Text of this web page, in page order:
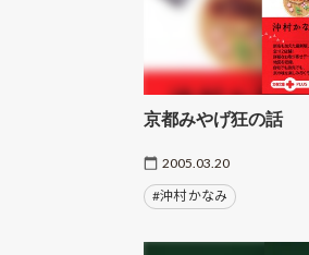
京都みやげ狂の話
2005.03.20
#沖村 かなみ